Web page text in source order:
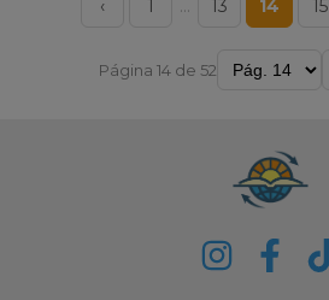
‹ 1 … 13 14 15
Página 14 de 52